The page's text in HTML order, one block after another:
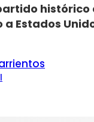
histórico
Estados